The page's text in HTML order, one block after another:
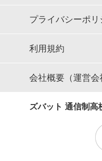
プライバシーポリ
利用規約
会社概要（運営会
ズバット 通信制